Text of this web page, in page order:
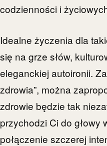
codzienności i
Idealne życzenia dla
się na grze słów,
eleganckiej autoironii.
zdrowia”, można
zdrowie będzie tak
przychodzi Ci do głowy
połączenie szczerej